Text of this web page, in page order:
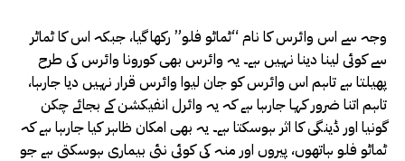
وجہ سے اس وائرس کا نام “ٹماٹو فلو” رکھا گیا، جبکہ اس کا ٹماٹر
سے کوئی لینا دینا نہیں ہے۔ یہ وائرس بھی کورونا وائرس کی طرح
پھیلتا ہے تاہم اس وائرس کو جان لیوا وائرس قرار نہیں دیا جارہا،
تاہم اتنا ضرور کہا جارہا ہے کہ یہ وائرل انفیکشن کے بجائے چکن
گونیا اور ڈینگی کا اثر ہوسکتا ہے۔ یہ بھی امکان ظاہر کیا جارہا ہے کہ
ٹماٹو فلو ہاتھوں، پیروں اور منہ کی کوئی نئی بیماری ہوسکتی ہے جو